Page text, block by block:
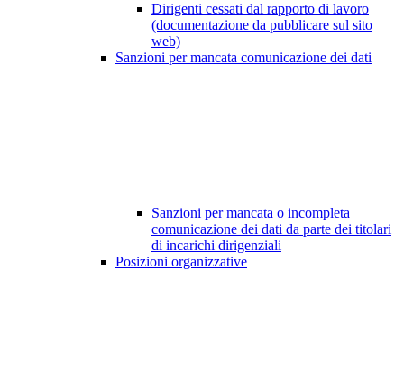
Dirigenti cessati dal rapporto di lavoro
(documentazione da pubblicare sul sito
web)
Sanzioni per mancata comunicazione dei dati
Sanzioni per mancata o incompleta
comunicazione dei dati da parte dei titolari
di incarichi dirigenziali
Posizioni organizzative